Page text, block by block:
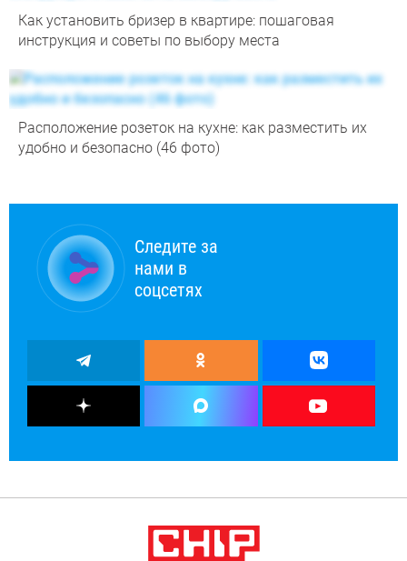
Как установить бризер в квартире: пошаговая
инструкция и советы по выбору места
Расположение розеток на кухне: как разместить их
удобно и безопасно (46 фото)
Следите за
нами в
соцсетях